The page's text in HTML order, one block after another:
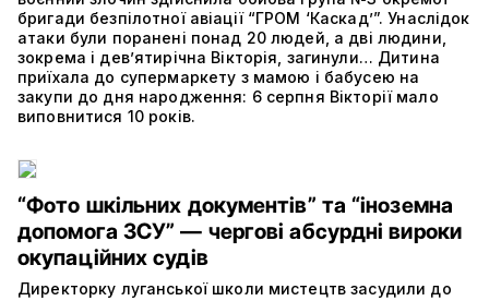
бригади безпілотної авіації “ГРОМ ‘Каскад’”. Унаслідок
атаки були поранені понад 20 людей, а дві людини,
зокрема і дев’ятирічна Вікторія, загинули… Дитина
приїхала до супермаркету з мамою і бабусею на
закупи до дня народження: 6 серпня Вікторії мало
виповнитися 10 років.
“Фото шкільних документів” та “іноземна
допомога ЗСУ” — чергові абсурдні вироки
окупаційних судів
Директорку луганської школи мистецтв засудили до